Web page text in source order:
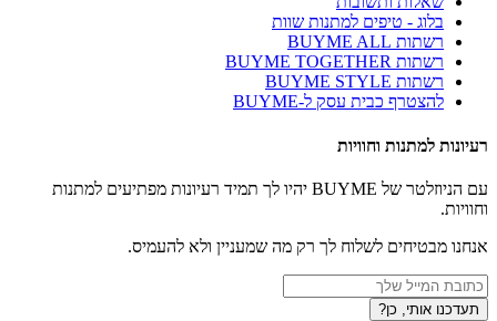
בלוג - טיפים למתנות שוות
רשתות BUYME ALL
רשתות BUYME TOGETHER
רשתות BUYME STYLE
להצטרף כבית עסק ל-BUYME
רעיונות למתנות וחוויות
עם הניוזלטר של BUYME יהיו לך תמיד רעיונות מפתיעים למתנות
וחוויות.
אנחנו מבטיחים לשלוח לך רק מה שמעניין ולא להעמיס.
תעדכנו אותי, כן?